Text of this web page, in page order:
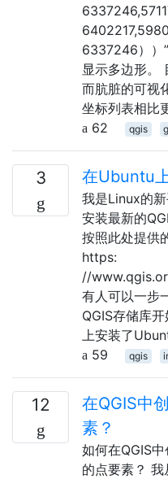
6337246））
显示多边形。
而肮脏的可视
坐标列表相比
62
qgis
3 在Ubuntu
我是Linux的
安装最新的
按照此处提供
https:
//
有人可以一步
QGIS存储库
上安装了
59
qgis
12
在QGIS中
素？
如何在QGIS
的点要素？